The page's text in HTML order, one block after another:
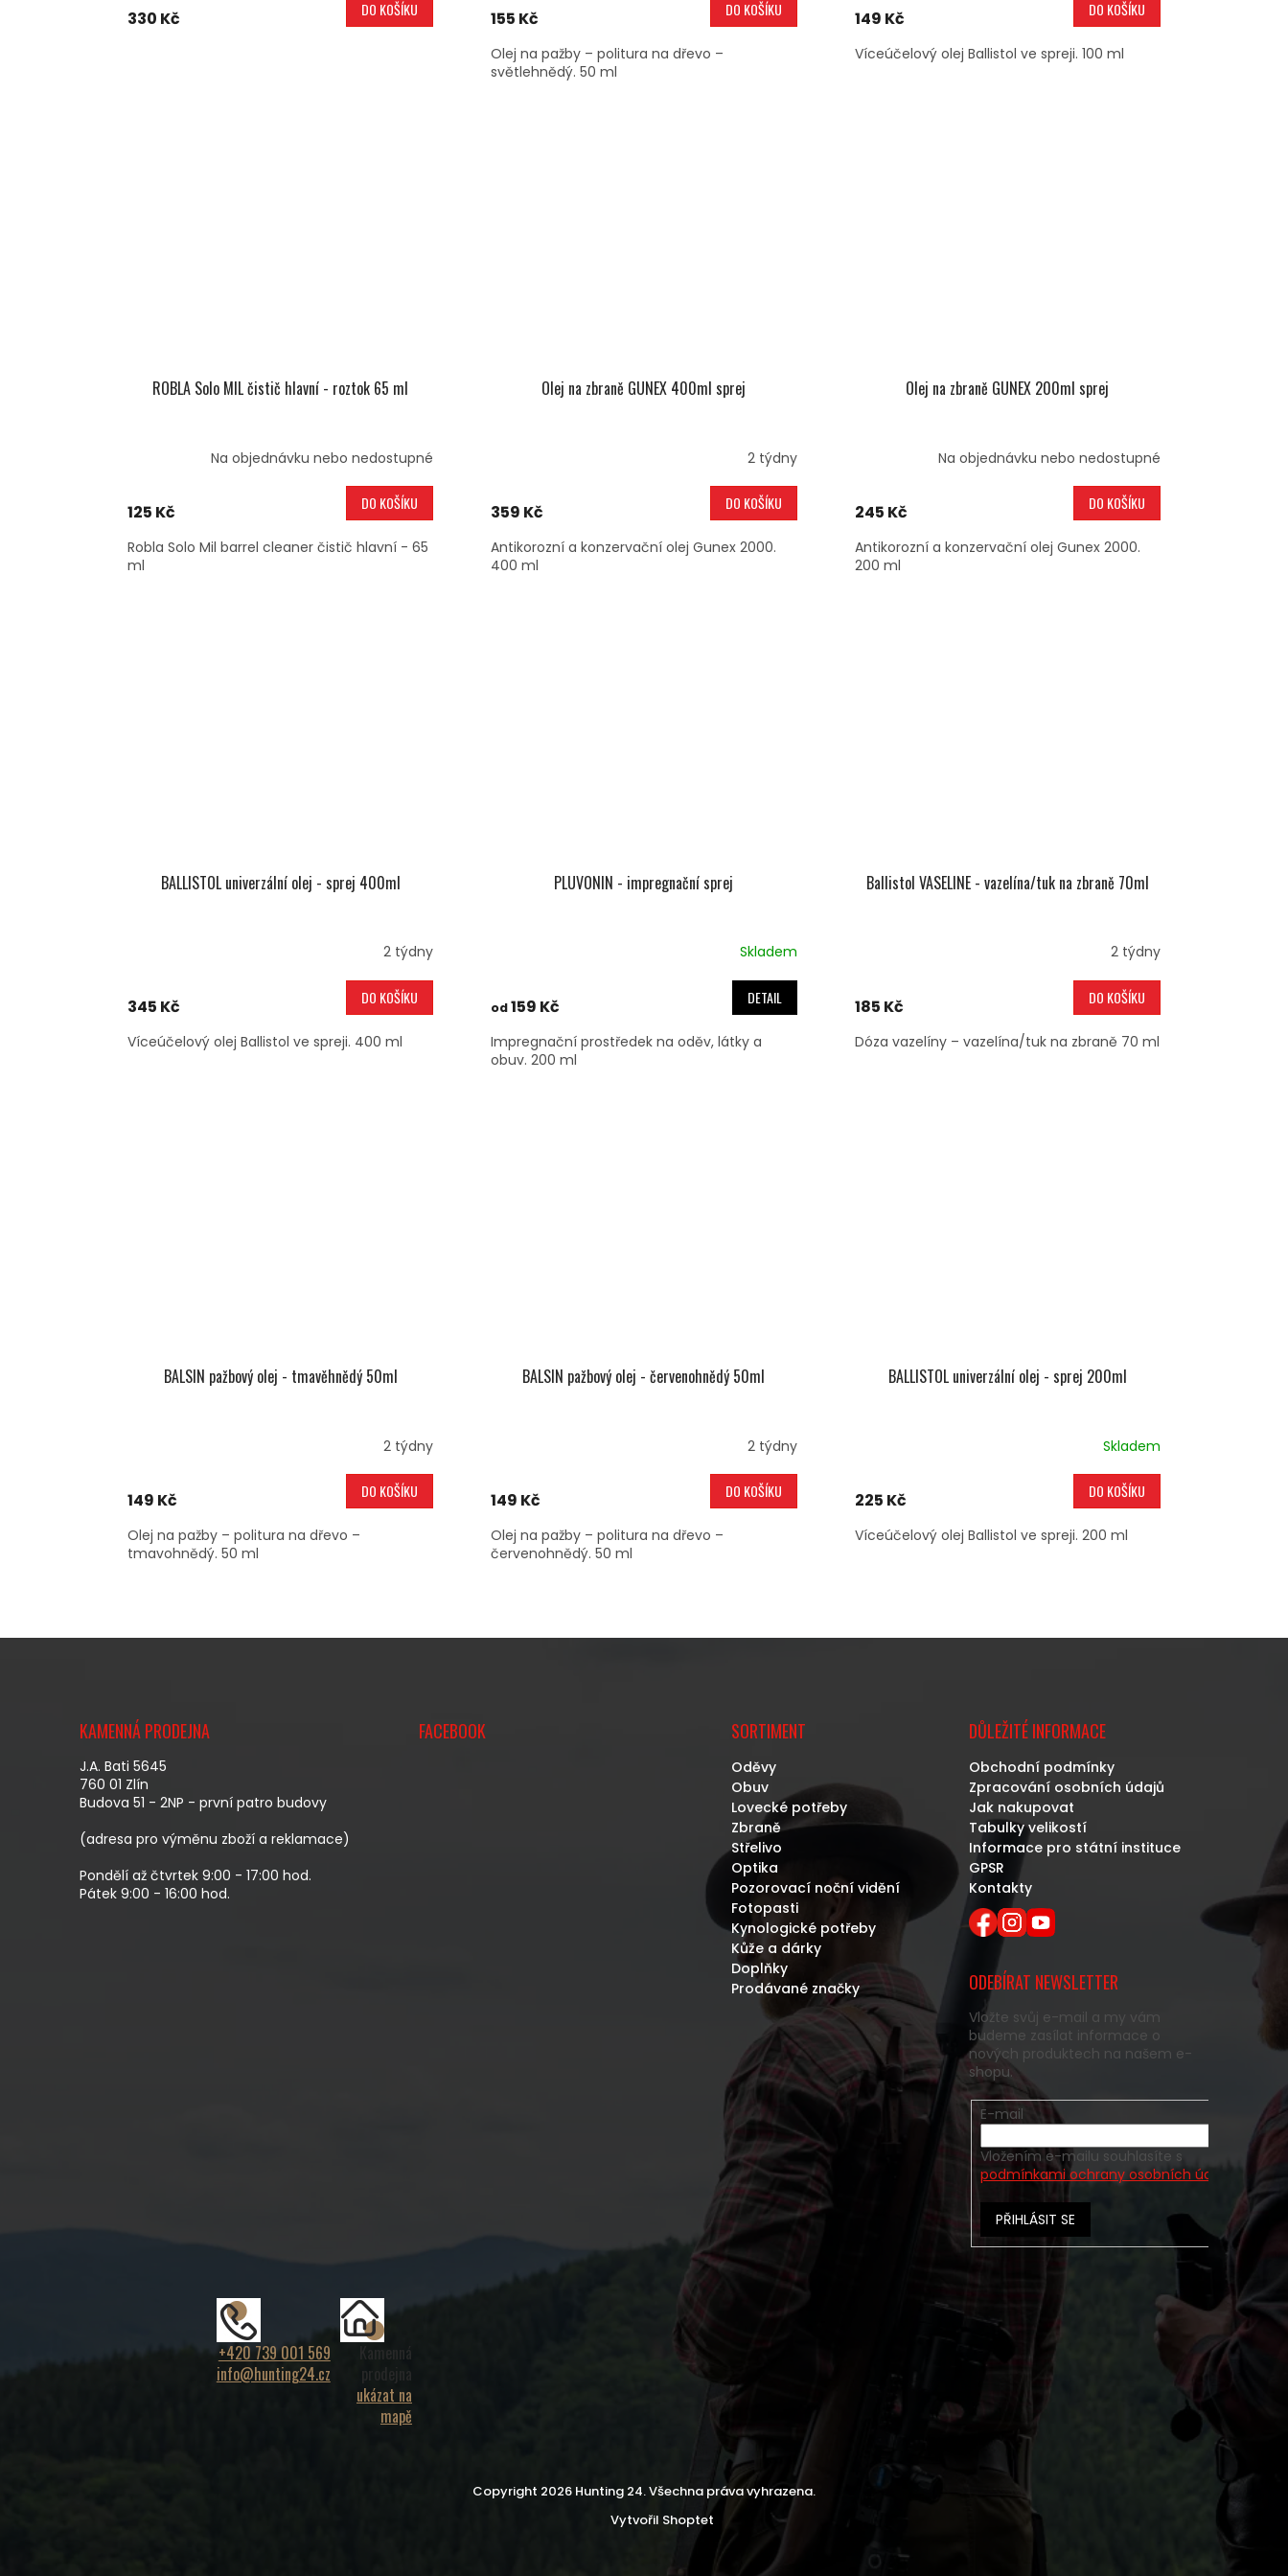
330 Kč DO KOŠÍKU 155 Kč DO KOŠÍKU
Olej na pažby – politura na dřevo –
světlehnědý. 50 ml
149 Kč DO KOŠÍKU
Víceúčelový olej Ballistol ve spreji. 100 ml
ROBLA Solo MIL čistič hlavní - roztok 65 ml
Na objednávku nebo nedostupné
125 Kč DO KOŠÍKU
Robla Solo Mil barrel cleaner čistič hlavní - 65
ml
Olej na zbraně GUNEX 400ml sprej
2 týdny
359 Kč DO KOŠÍKU
Antikorozní a konzervační olej Gunex 2000.
400 ml
Olej na zbraně GUNEX 200ml sprej
Na objednávku nebo nedostupné
245 Kč DO KOŠÍKU
Antikorozní a konzervační olej Gunex 2000.
200 ml
BALLISTOL univerzální olej - sprej 400ml
2 týdny
345 Kč DO KOŠÍKU
Víceúčelový olej Ballistol ve spreji. 400 ml
PLUVONIN - impregnační sprej
Skladem
od159 Kč DETAIL
Impregnační prostředek na oděv, látky a
obuv. 200 ml
Ballistol VASELINE - vazelína/tuk na zbraně 70ml
2 týdny
185 Kč DO KOŠÍKU
Dóza vazelíny – vazelína/tuk na zbraně 70 ml
BALSIN pažbový olej - tmavěhnědý 50ml
2 týdny
149 Kč DO KOŠÍKU
Olej na pažby – politura na dřevo –
tmavohnědý. 50 ml
BALSIN pažbový olej - červenohnědý 50ml
2 týdny
149 Kč DO KOŠÍKU
Olej na pažby – politura na dřevo –
červenohnědý. 50 ml
BALLISTOL univerzální olej - sprej 200ml
Skladem
225 Kč DO KOŠÍKU
Víceúčelový olej Ballistol ve spreji. 200 ml
V
KAMENNÁ PRODEJNA
J.A. Bati 5645
760 01 Zlín
Budova 51 - 2NP - první patro budovy
(adresa pro výměnu zboží a reklamace)
Pondělí až čtvrtek 9:00 - 17:00 hod.
Pátek 9:00 - 16:00 hod.
FACEBOOK SORTIMENT
Oděvy
Obuv
Lovecké potřeby
Zbraně
Střelivo
Optika
Pozorovací noční vidění
Fotopasti
Kynologické potřeby
Kůže a dárky
Doplňky
Prodávané značky
DŮLEŽITÉ INFORMACE
Obchodní podmínky
Zpracování osobních údajů
Jak nakupovat
Tabulky velikostí
Informace pro státní instituce
GPSR
Kontakty
ODEBÍRAT NEWSLETTER
Vložte svůj e-mail a my vám
budeme zasílat informace o
nových produktech na našem e-
shopu.
E-mail
Vložením e-mailu souhlasíte s
podmínkami ochrany osobních údajů
PŘIHLÁSIT SE
+420 739 001 569
info@hunting24.cz
Kamenná
prodejna
ukázat na
mapě
Vytvořil Shoptet
Copyright 2026 Hunting 24. Všechna práva vyhrazena.